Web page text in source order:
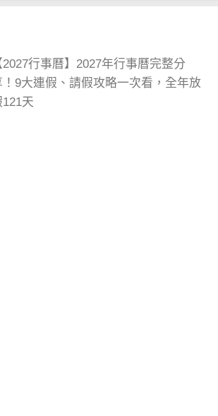
2027行事曆】2027年行事曆完整分
！9大連假、請假攻略一次看，全年放
121天